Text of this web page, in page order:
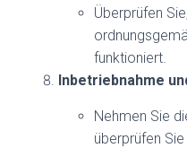
Überprüfen
funktioniert.
Inbetriebnahme
Nehmen Sie
überprüfen